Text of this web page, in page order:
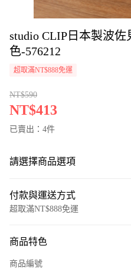
studio CLIP日本製波
色-576212
超取滿NT$888免運
NT$590
NT$413
已賣出：4件
請選擇商品選項
付款與運送方式
超取滿NT$888免運
信用卡一次付款
商品特色
商品編號